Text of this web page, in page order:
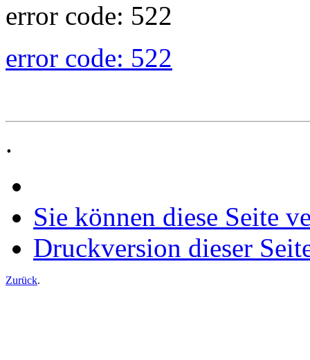
error code: 522
error code: 522
.
Sie können diese Seite
Druckversion dieser
Zurück.